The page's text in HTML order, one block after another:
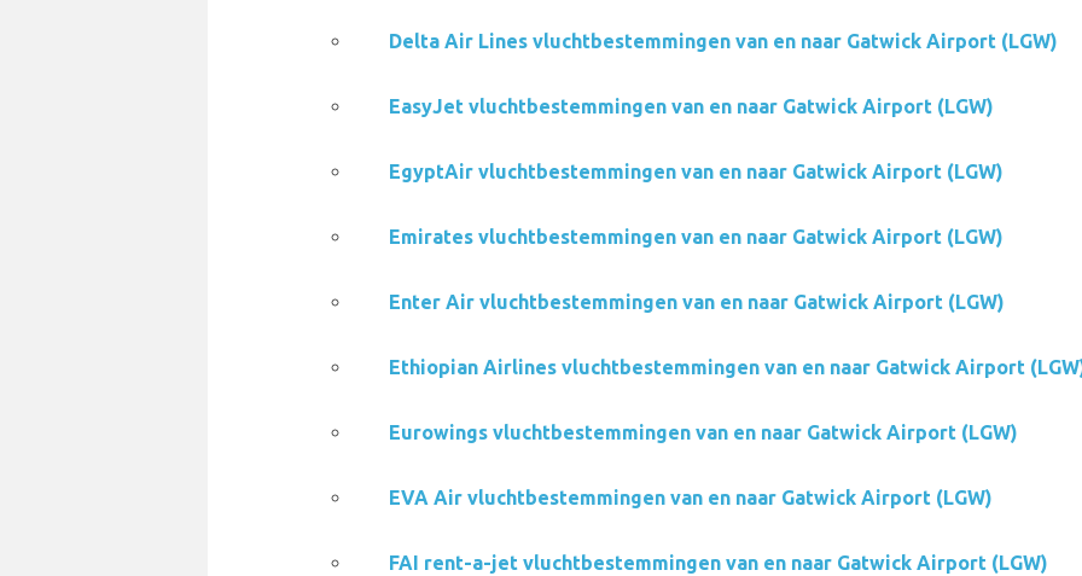
Delta Air Lines vluchtbestemmingen van en naar Gatwick Airport (LGW)
EasyJet vluchtbestemmingen van en naar Gatwick Airport (LGW)
EgyptAir vluchtbestemmingen van en naar Gatwick Airport (LGW)
Emirates vluchtbestemmingen van en naar Gatwick Airport (LGW)
Enter Air vluchtbestemmingen van en naar Gatwick Airport (LGW)
Ethiopian Airlines vluchtbestemmingen van en naar Gatwick Airport
Eurowings vluchtbestemmingen van en naar Gatwick Airport (LGW)
EVA Air vluchtbestemmingen van en naar Gatwick Airport (LGW)
FAI rent-a-jet vluchtbestemmingen van en naar Gatwick Airport (LGW)